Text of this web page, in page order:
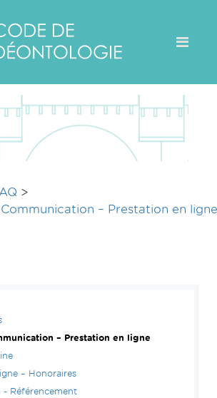
>
– Prestation en ligne
– Prestation en ligne
– Honoraires
Référencement